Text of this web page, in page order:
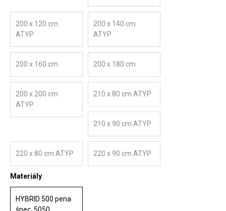
200 x 120 cm
ATYP
200 x 140 cm
ATYP
200 x 160 cm 200 x 180 cm
200 x 200 cm
ATYP
210 x 80 cm ATYP
210 x 90 cm ATYP
220 x 80 cm ATYP 220 x 90 cm ATYP
Materiály
HYBRID 500 pena
špec. 5050